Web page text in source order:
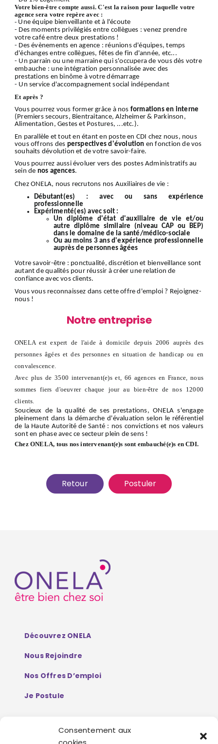
Consentement aux
Votre bien-être compte aussi. C'est la raison pour laquelle votre
agence sera votre repère avec :
- Une équipe bienveillante et à l'écoute
- Des moments privilégiés entre collègues : venez prendre
votre café entre deux prestations !
- Des évènements en agence : réunions d'équipes, temps
d'échanges entre collègues, fêtes de fin d'année, etc...
- Un parrain ou une marraine qui s'occupera de vous dès votre
embauche : une intégration personnalisée avec des
prestations en binôme à votre démarrage
- Un service d'accompagnement social indépendant
Et après ?
Vous pourrez vous former grâce à nos formations en interne
(Premiers secours, Bientraitance, Alzheimer & Parkinson,
Alimentation, Gestes et Postures, ...etc.).
En parallèle et tout en étant en poste en CDI chez nous, nous
vous offrons des perspectives d'évolution en fonction de vos
souhaits dévolution et de votre savoir-faire.
Vous pourrez aussi évoluer vers des postes Administratifs au
sein de nos agences.
Chez ONELA, nous recrutons nos Auxiliaires de vie :
Débutant(es) :avec ou sans expérience
professionnelle
Expérimenté(es) avec soit :
Un diplôme d'état d'auxiliaire de vie et/ou
autre diplôme similaire (niveau CAP ou BEP)
dans le domaine de la santé/médico-sociale
Ou au moins 3 ans d'expérience professionnelle
auprès de personnes âgées
Votresavoir-être : ponctualité, discrétion et bienveillance sont
autant de qualités pour réussir à créer une relation de
confiance avec vos clients.
Vous vous reconnaissez dans cette offre d'emploi ? Rejoignez-
nous!
Notre entreprise
ONELA est expert de l'aide à domicile depuis 2006 auprès des
personnes âgées et des personnes en situation de handicap ou en
convalescence.
Avec plus de 3500 intervenant(e)s et, 66 agences en France, nous
sommes fiers d'oeuvrer chaque jour au bien-être de nos 12000
clients.
Soucieux de la qualité de ses prestations, ONELA s'engage
pleinement dans la démarche d'évaluation selon le référentiel
de la Haute Autorité de Santé : nos convictions et nos valeurs
sont en phase avec ce secteur plein de sens !
Chez ONELA, tous nos intervenant(e)s sont embauché(e)s en CDI.
Retour Postuler
Découvrez ONELA
Nous Rejoindre
Nos Offres D’emploi
Je Postule
Mentions Légales